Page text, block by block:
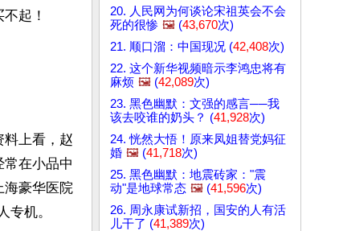
料上看，赵
在小品中
海豪华医院
专机。
20. 人民网为何谈论宋祖英会不会
死的很惨 🖼️ (43,670次)
21. 顺口溜：中国现况 (42,408次)
22. 这个新华视频暗示李鸿忠将有
麻烦 🖼️ (42,089次)
23. 黑色幽默：文强的感言──我
该去咬谁的奶头？ (41,928次)
24. 恍然大悟！原来凤姐替党妈征
婚 🖼️ (41,718次)
25. 黑色幽默：地震砖家："震
动"是地球常态 🖼️ (41,596次)
26. 周永康试新招，国安的人有活
儿干了 (41,389次)